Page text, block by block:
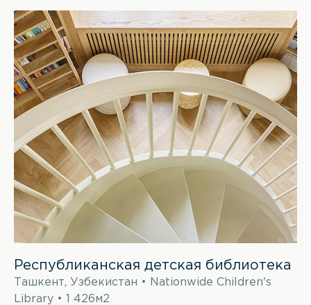
Республиканская детская библиотека
Ташкент, Узбекистан • Nationwide Children's
Library • 1 426м2